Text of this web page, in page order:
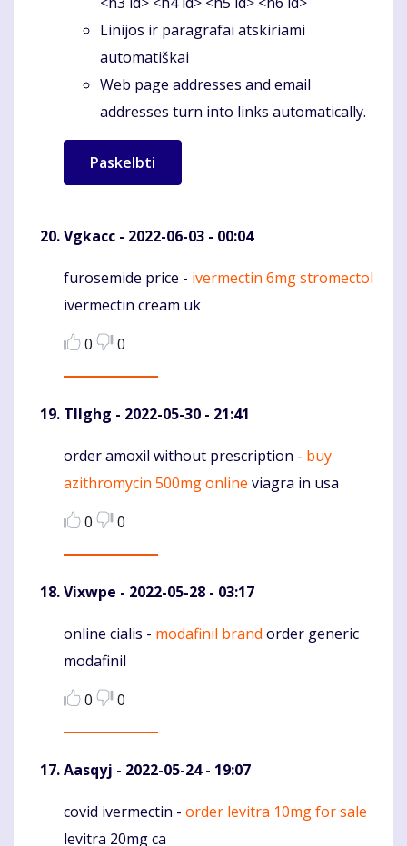
Linijos ir paragrafai atskiriami
automatiškai
Web page addresses and email
addresses turn into links automatically.
Vgkacc - 2022-06-03 - 00:04
Komentaras
furosemide price - ivermectin 6mg stromectol
ivermectin cream uk
0
0
Tllghg - 2022-05-30 - 21:41
Komentaras
order amoxil without prescription - buy
azithromycin 500mg online viagra in usa
0
0
Vixwpe - 2022-05-28 - 03:17
Komentaras
online cialis - modafinil brand order generic
modafinil
0
0
Aasqyj - 2022-05-24 - 19:07
Komentaras
covid ivermectin - order levitra 10mg for sale
levitra 20mg ca